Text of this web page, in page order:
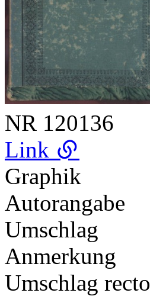
NR 120136
Link
Graphik
Autorangabe
Umschlag
Anmerkung
Umschlag recto